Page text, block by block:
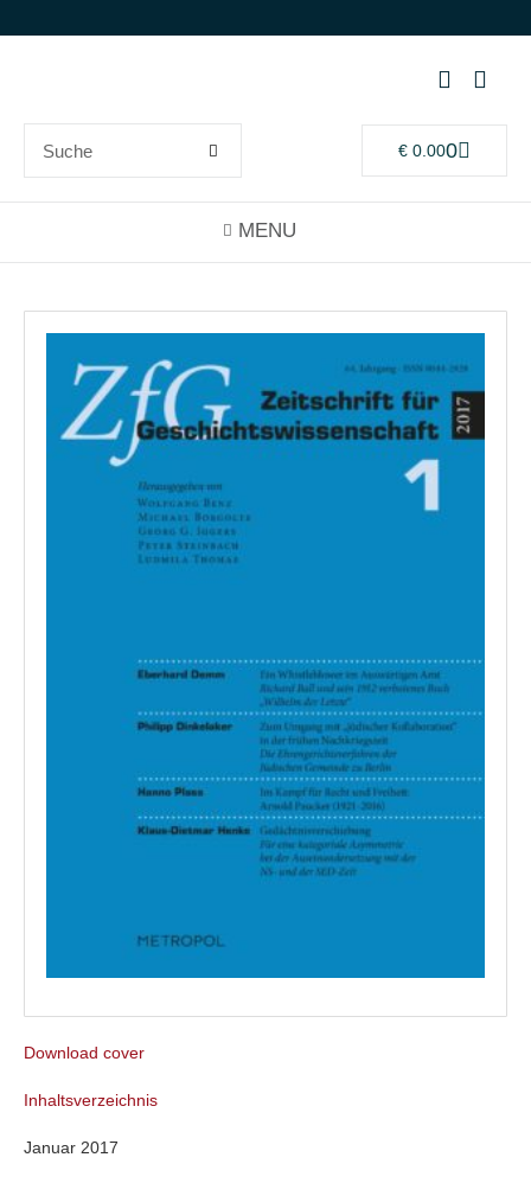
€0.000
Download cover
Inhaltsverzeichnis
Januar 2017